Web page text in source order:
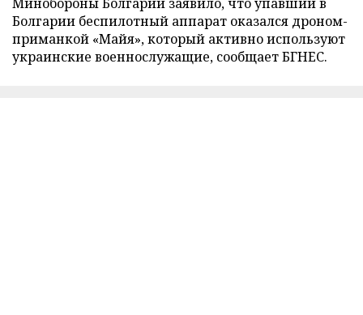
Болгарии беспилотный аппарат оказался дроном-
приманкой «Майя», который активно используют
украинские военнослужащие, сообщает БГНЕС.